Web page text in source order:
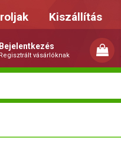
Kiszállítás
vásárlóknak